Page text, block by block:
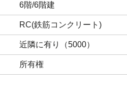
6階/6階建
RC(鉄筋コンクリート)
近隣に有り（5000）
所有権